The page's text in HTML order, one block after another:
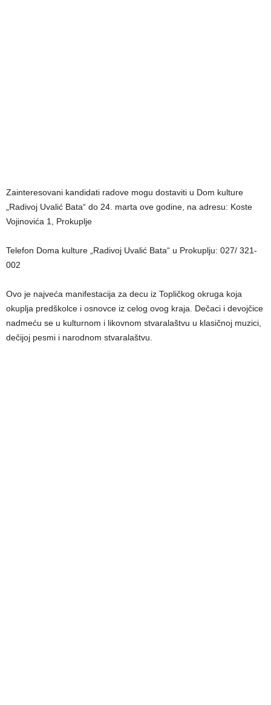
Zainteresovani kandidati radove mogu dostaviti u Dom kulture
„Radivoj Uvalić Bata“ do 24. marta ove godine, na adresu: Koste
Vojinovića 1, Prokuplje
Telefon Doma kulture „Radivoj Uvalić Bata“ u Prokuplju: 027/ 321-
002
Ovo je najveća manifestacija za decu iz Topličkog okruga koja
okuplja predškolce i osnovce iz celog ovog kraja. Dečaci i devojčice
nadmeću se u kulturnom i likovnom stvaralaštvu u klasičnoj muzici,
dečijoj pesmi i narodnom stvaralaštvu.